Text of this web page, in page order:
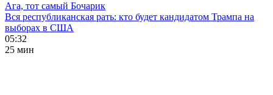
Ага, тот самый Бочарик
Вся республиканская рать: кто будет кандидатом Трампа на
выборах в США
05:32
25 мин